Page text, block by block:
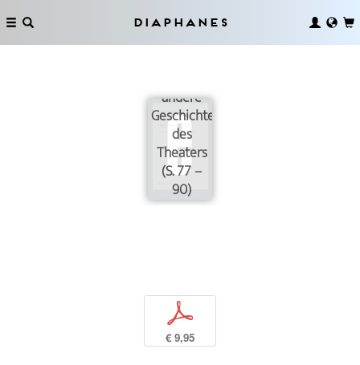
Diaphanes
andere
Geschichte
des
Theaters
(S. 77 –
90)
p
€ 9,95